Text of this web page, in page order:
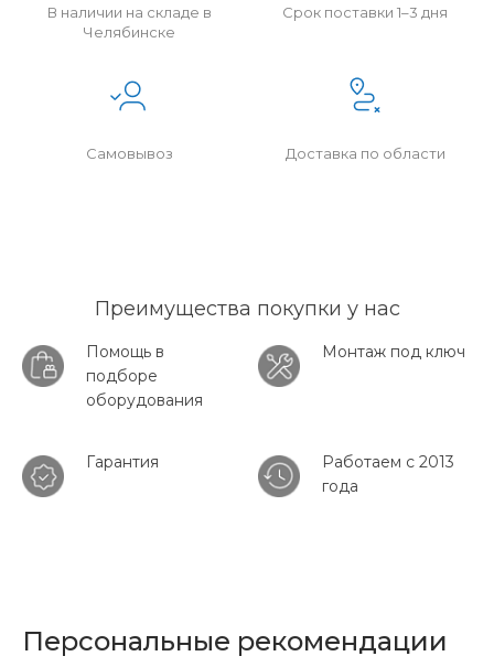
В наличии на складе в
Челябинске
Срок поставки 1–3 дня
Самовывоз Доставка по области
Преимущества покупки у нас
Помощь в
подборе
оборудования
Монтаж под ключ
Гарантия
Работаем с 2013
года
Персональные рекомендации